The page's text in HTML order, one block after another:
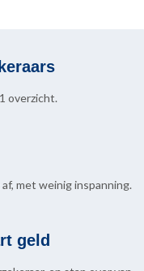
overzicht.
met weinig inspanning.
geld